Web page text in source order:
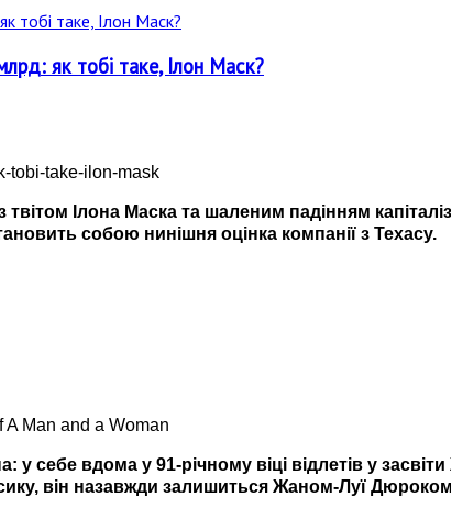
як тобі таке, Ілон Маск?
твітом Ілона Маска та шаленим падінням
собою нинішня оцінка компанії з Техасу.
себе вдома у 91-річному віці відлетів у засвіти
він назавжди залишиться Жаном-Луї